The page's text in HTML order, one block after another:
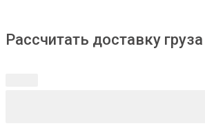
Рассчитать доставку груза